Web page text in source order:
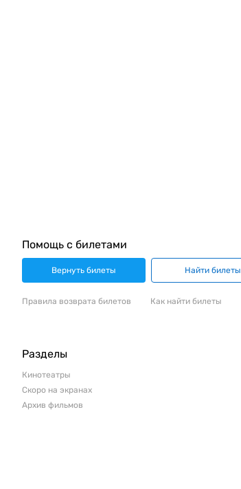
Помощь с билетами
Вернуть билеты Найти билеты
Правила возврата билетов Как найти билеты
Разделы
Кинотеатры
Скоро на экранах
Архив фильмов